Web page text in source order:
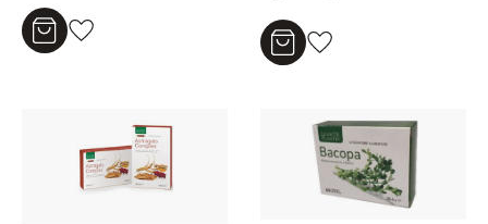
Aggiungi al carrello
Aggiungi al carrello